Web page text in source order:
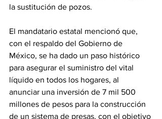
la sustitución de pozos.
El mandatario estatal mencionó que,
con el respaldo del Gobierno de
México, se ha dado un paso histórico
para asegurar el suministro del vital
líquido en todos los hogares, al
anunciar una inversión de 7 mil 500
millones de pesos para la construcción
de un sistema de presas, con el objetivo